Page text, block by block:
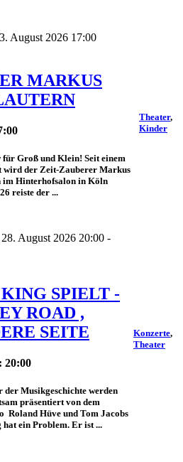
August 2026 17:00
MARKUS
für Groß und Klein! Seit einem
wird der Zeit-Zauberer Markus
im Hinterhofsalon in Köln
reiste der ...
Theater,
Kinder
August 2026 20:00 -
SPIELT -
ROAD ,
SEITE
20:00
der Musikgeschichte werden
präsentiert von dem
Roland Hüve und Tom Jacobs
hat ein Problem. Er ist ...
Konzerte,
Theater